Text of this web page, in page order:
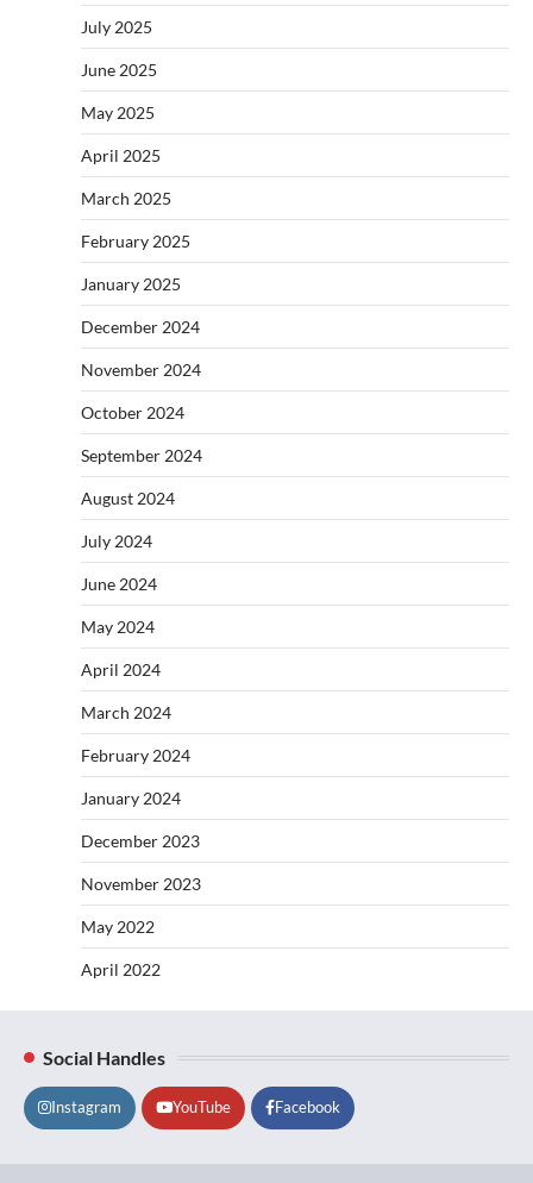
July 2025
June 2025
May 2025
April 2025
March 2025
February 2025
January 2025
December 2024
November 2024
October 2024
September 2024
August 2024
July 2024
June 2024
May 2024
April 2024
March 2024
February 2024
January 2024
December 2023
November 2023
May 2022
April 2022
Social Handles
Instagram YouTube Facebook